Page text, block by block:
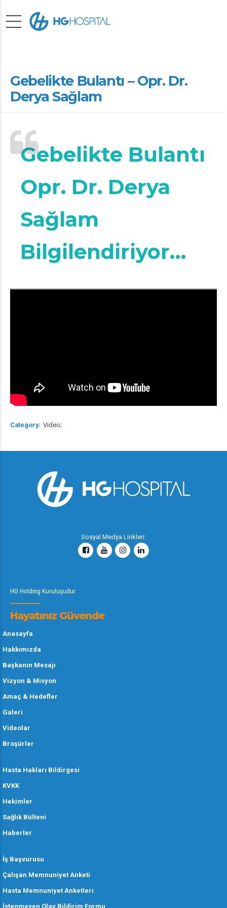
Gebelikte Bulantı – Opr. Dr.
Derya Sağlam
Gebelikte Bulantı
Opr. Dr. Derya
Sağlam
Bilgilendiriyor…
Category Video
Sosyal Medya Linkleri:
HG Holding Kuruluşudur
Hayatınız Güvende
Anasayfa
Hakkımızda
Başkanın Mesajı
Vizyon & Misyon
Amaç & Hedefler
Galeri
Videolar
Broşürler
Hasta Hakları Bildirgesi
KVKK
Hekimler
Sağlık Bülteni
Haberler
İş Başvurusu
Çalışan Memnuniyet Anketi
Hasta Memnuniyet Anketleri
İstenmeyen Olay Bildirim Formu